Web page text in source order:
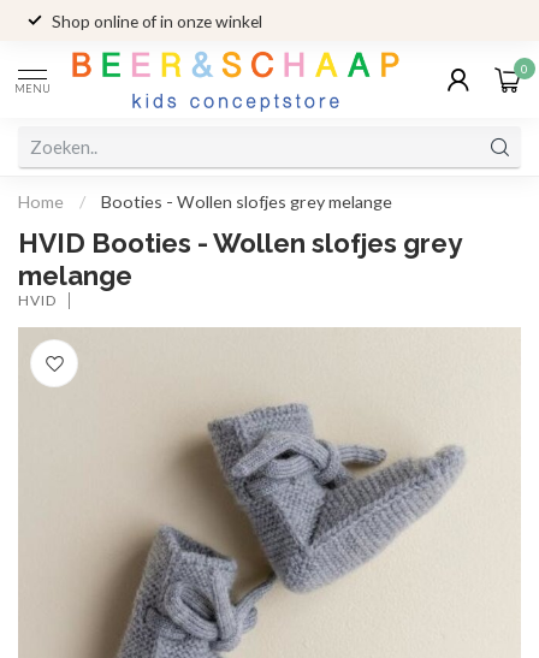
Shop online of in onze winkel
MENU
0
Home / Booties - Wollen slofjes grey melange
HVID Booties - Wollen slofjes grey
melange
HVID